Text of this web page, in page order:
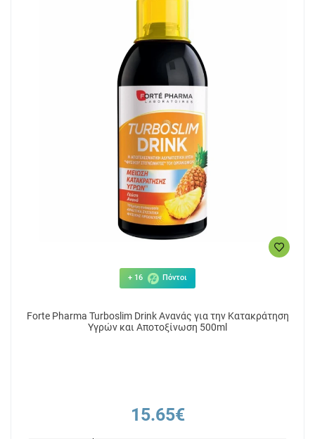
+ 16 Πόντοι
Forte Pharma Turboslim Drink Ανανάς για την Κατακράτηση
Υγρών και Αποτοξίνωση 500ml
15.65€